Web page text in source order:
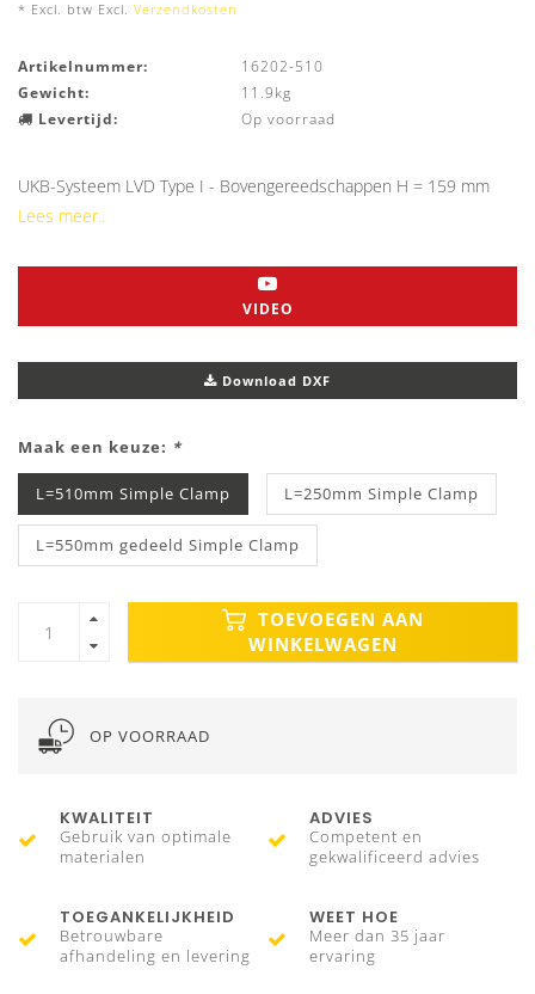
* Excl. btw Excl. Verzendkosten
Artikelnummer:
16202-510
Gewicht:
11.9kg
Levertijd:
Op voorraad
UKB-Systeem LVD Type I - Bovengereedschappen H = 159 mm
Lees meer..
VIDEO
Download DXF
Maak een keuze: *
L=510mm Simple Clamp L=250mm Simple Clamp
L=550mm gedeeld Simple Clamp
TOEVOEGEN AAN
WINKELWAGEN
OP VOORRAAD
KWALITEIT
Gebruik van optimale
materialen
ADVIES
Competent en
gekwalificeerd advies
TOEGANKELIJKHEID
Betrouwbare
afhandeling en levering
WEET HOE
Meer dan 35 jaar
ervaring